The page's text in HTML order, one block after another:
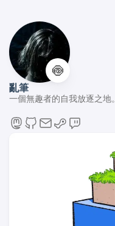
🍥
亂筆
一個無趣者的自我放逐之地。